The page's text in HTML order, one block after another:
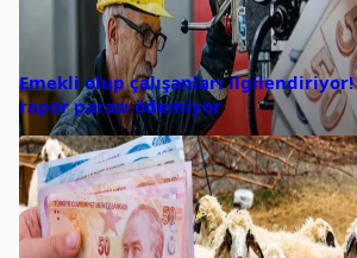
Emekli olup çalışanları ilgilendiriyor!
rapor parası ödemiyor